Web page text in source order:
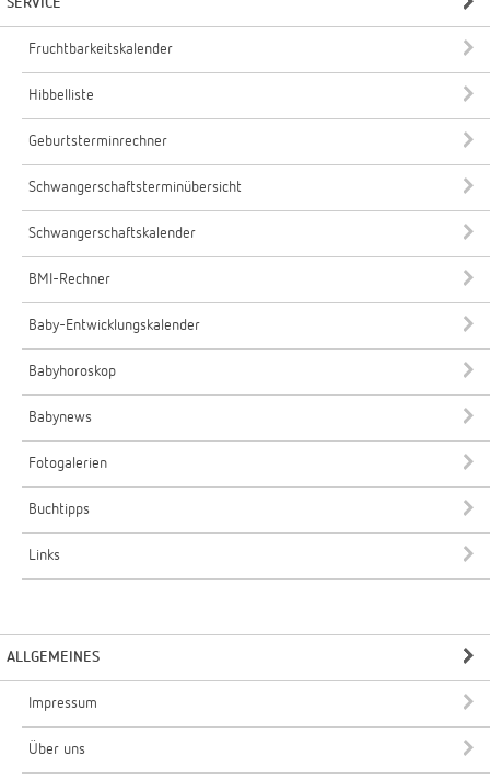
SERVICE
Fruchtbarkeitskalender
Hibbelliste
Geburtsterminrechner
Schwangerschaftsterminübersicht
Schwangerschaftskalender
BMI-Rechner
Baby-Entwicklungskalender
Babyhoroskop
Babynews
Fotogalerien
Buchtipps
Links
ALLGEMEINES
Impressum
Über uns